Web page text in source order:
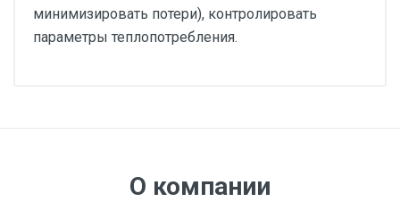
минимизировать потери), контролировать
параметры теплопотребления.
О компании